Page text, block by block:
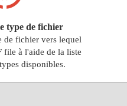
type de fichier
de fichier vers lequel
à l'aide de la liste
disponibles.